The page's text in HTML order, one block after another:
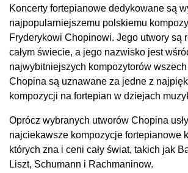
Koncerty fortepianowe dedykowane są
najpopularniejszemu polskiemu
Fryderykowi Chopinowi. Jego utwory są
całym świecie, a jego nazwisko jest
najwybitniejszych kompozytorów
Chopina są uznawane za jedne z
kompozycji na fortepian w dziejach
Oprócz wybranych utworów Chopina
najciekawsze kompozycje fortepianowe
których zna i ceni cały świat, takich jak
Liszt, Schumann i Rachmaninow.